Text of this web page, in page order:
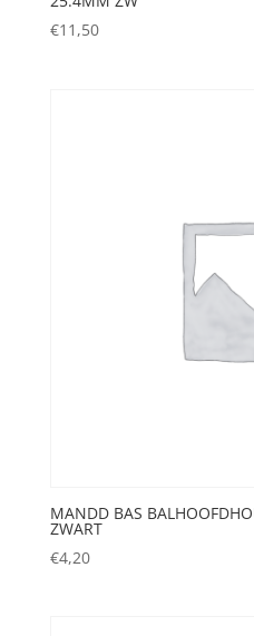
€11,50
MANDD BAS
ZWART
€4,20